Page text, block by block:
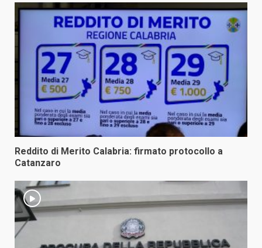
Reddito di Merito Calabria: firmato protocollo a
Catanzaro